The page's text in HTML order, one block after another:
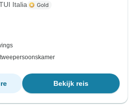
Italia
Bekijk reis